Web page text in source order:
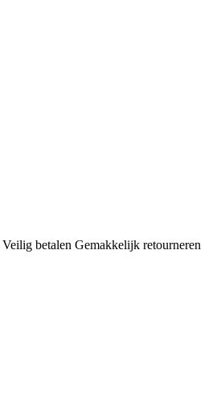
Veilig betalen Gemakkelijk retourneren